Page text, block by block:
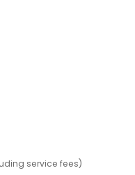
service fees)